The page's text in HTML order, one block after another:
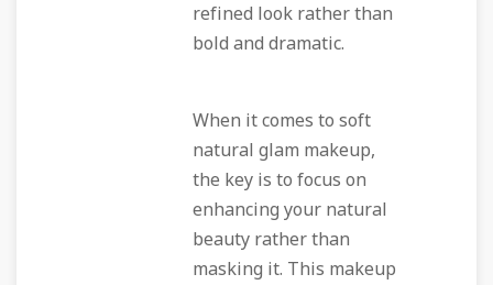
refined look rather than
bold and dramatic.
When it comes to soft
natural glam makeup,
the key is to focus on
enhancing your natural
beauty rather than
masking it. This makeup